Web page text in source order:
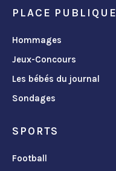
PLACE PUBLIQUE
Hommages
Jeux-Concours
Les bébés du journal
Sondages
SPORTS
Football